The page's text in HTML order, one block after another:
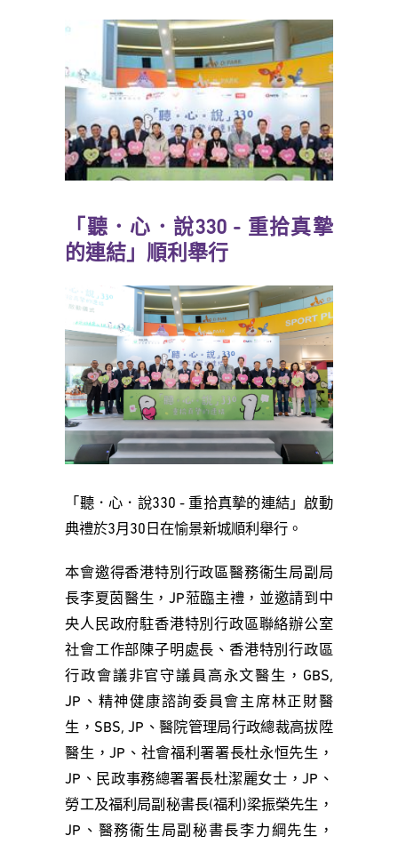
「聽．心．說330 - 重拾真摯
的連結」順利舉行
「聽．心．說330 - 重拾真摯的連結」啟動
典禮於3月30日在愉景新城順利舉行。
本會邀得香港特別行政區醫務衞生局副局
長李夏茵醫生，JP蒞臨主禮，並邀請到中
央人民政府駐香港特別行政區聯絡辦公室
社會工作部陳子明處長、香港特別行政區
行政會議非官守議員高永文醫生，GBS,
JP、精神健康諮詢委員會主席林正財醫
生，SBS, JP、醫院管理局行政總裁高拔陞
醫生，JP、社會福利署署長杜永恒先生，
JP、民政事務總署署長杜潔麗女士，JP、
勞工及福利局副秘書長(福利)梁振榮先生，
JP、醫務衞生局副秘書長李力綱先生，